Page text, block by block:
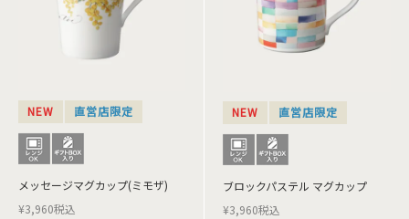
NEW 直営店限定
メッセージマグカップ(ミモザ)
¥3,960税込
NEW 直営店限定
ブロックパステル マグカップ
¥3,960税込